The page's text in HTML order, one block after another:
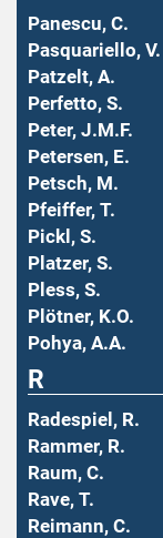
Panescu, C.
Pasquariello, V.
Patzelt, A.
Perfetto, S.
Peter, J.M.F.
Petersen, E.
Petsch, M.
Pfeiffer, T.
Pickl, S.
Platzer, S.
Pless, S.
Plötner, K.O.
Pohya, A.A.
R
Radespiel, R.
Rammer, R.
Raum, C.
Rave, T.
Reimann, C.